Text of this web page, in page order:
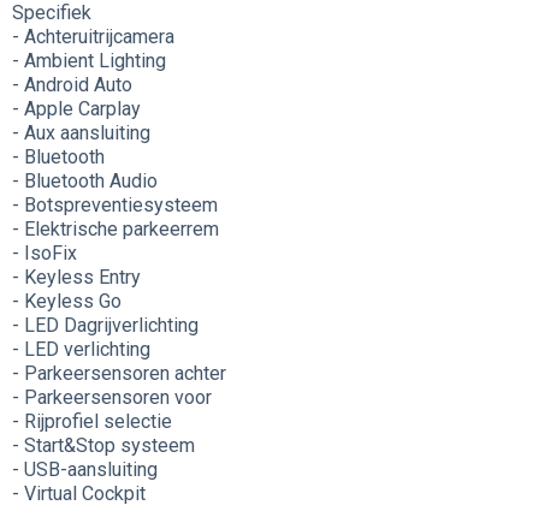
Specifiek
- Achteruitrijcamera
- Ambient Lighting
- Android Auto
- Apple Carplay
- Aux aansluiting
- Bluetooth
- Bluetooth Audio
- Botspreventiesysteem
- Elektrische parkeerrem
- IsoFix
- Keyless Entry
- Keyless Go
- LED Dagrijverlichting
- LED verlichting
- Parkeersensoren achter
- Parkeersensoren voor
- Rijprofiel selectie
- Start&Stop systeem
- USB-aansluiting
- Virtual Cockpit